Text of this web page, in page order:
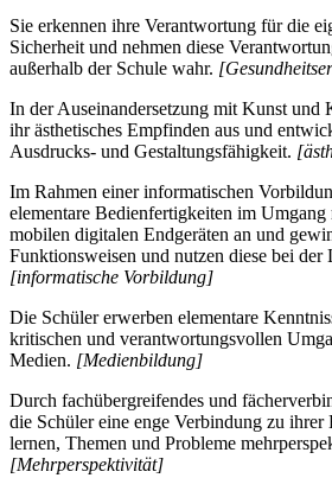
Sie erkennen ihre Verantwortung für die
Sicherheit und nehmen diese
außerhalb der Schule wahr.
In der Auseinandersetzung mit Kunst und
ihr ästhetisches Empfinden aus und
Ausdrucks- und Gestaltungsfähigkeit.
Im Rahmen einer informatischen
elementare Bedienfertigkeiten im
mobilen digitalen Endgeräten an und
Funktionsweisen und nutzen diese bei
[informatische Vorbildung]
Die Schüler erwerben elementare
kritischen und verantwortungsvollen
Medien. [Medienbildung]
Durch fachübergreifendes und
die Schüler eine enge Verbindung zu
lernen, Themen und Probleme
[Mehrperspektivität]